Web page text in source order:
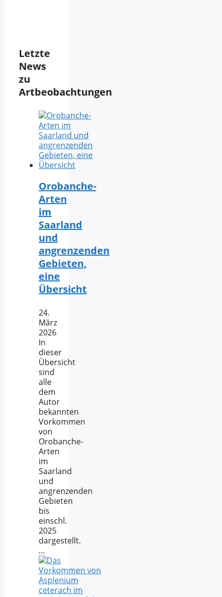
Letzte
News
zu
Artbeobachtungen
Orobanche-
Arten
im
Saarland
und
angrenzenden
Gebieten,
eine
Übersicht
24.
März
2026
In
dieser
Übersicht
sind
alle
dem
Autor
bekannten
Vorkommen
von
Orobanche-
Arten
im
Saarland
und
angrenzenden
Gebieten
bis
einschl.
2025
dargestellt.
…